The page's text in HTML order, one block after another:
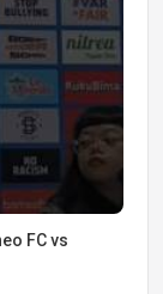
FC vs